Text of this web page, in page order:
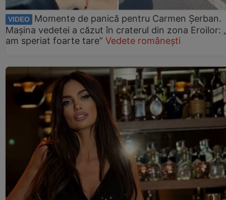
VIDEO
Momente de panică pentru Carmen Șerban.
Mașina vedetei a căzut în craterul din zona Eroilor:
am speriat foarte tare” Vedete românești